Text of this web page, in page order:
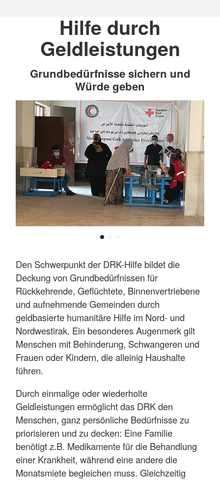
Hilfe durch
Geldleistungen
Grundbedürfnisse sichern und
Würde geben
Den Schwerpunkt der DRK-Hilfe bildet die
Deckung von Grundbedürfnissen für
Rückkehrende, Geflüchtete, Binnenvertriebene
und aufnehmende Gemeinden durch
geldbasierte humanitäre Hilfe im Nord- und
Nordwestirak. Ein besonderes Augenmerk gilt
Menschen mit Behinderung, Schwangeren und
Frauen oder Kindern, die alleinig Haushalte
führen.
Durch einmalige oder wiederholte
Geldleistungen ermöglicht das DRK den
Menschen, ganz persönliche Bedürfnisse zu
priorisieren und zu decken: Eine Familie
benötigt z.B. Medikamente für die Behandlung
einer Krankheit, während eine andere die
Monatsmiete begleichen muss. Gleichzeitig